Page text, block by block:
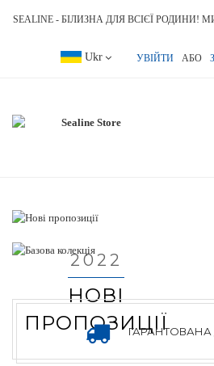
SEALINE - БІЛИЗНА ДЛЯ ВСІЄЇ РОДИНИ!
Language
Ukr УВІЙТИ АБО
2022
НОВІ
ПРОПОЗИЦІЇ